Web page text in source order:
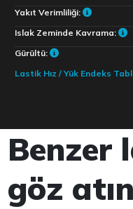
Yakıt Verimliliği:
Islak Zeminde Kavrama:
Gürültü:
Lastik Hız / Yük Endeks
Benzer
göz atın